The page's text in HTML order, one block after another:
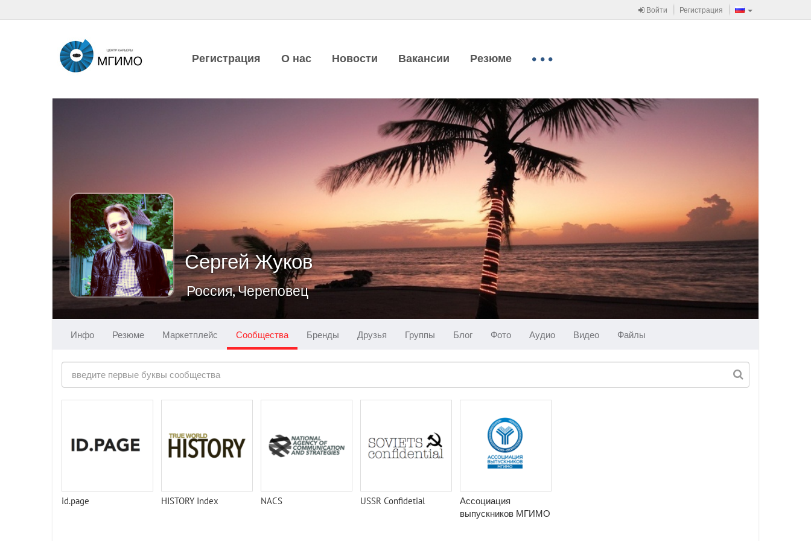
Войти Регистрация
Регистрация О нас Новости Вакансии Резюме
Сергей Жуков
Россия, Череповец
Инфо Резюме Маркетплейс Сообщества Бренды Друзья Группы Блог Фото Аудио Видео Файлы
id.page HISTORY Index NACS USSR Confidetial
Ассоциация
выпускников МГИМО